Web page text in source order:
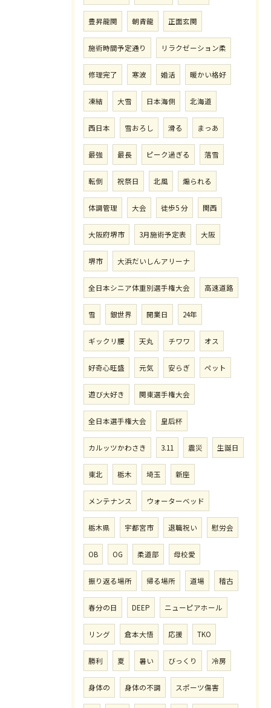
豊昇龍関 朝青龍 正面玄関
施術時間予定通り リラクゼーション柔
修理完了 寒波 婚活 暖かい格好
凍結 大雪 日本海側 北海道
西日本 雪おろし 滑る まっあ
最強 最長 ピーク過ぎる 落雪
転倒 祝祭日 北風 煽られる
体調管理 大会 徒歩5 分 関西
大阪府堺市 3月施術予定表 大阪
堺市 大浜だいしんアリーナ
全日本シニア体重別選手権大会 高速道路
雪 銀世界 開業日 24年
ギックリ腰 天丸 チワワ オス
好奇心旺盛 元気 安らぎ ペット
遊び大好き 関東選手権大会
全日本選手権大会 皇后杯
カルッツかわさき 3.11 震災 生誕日
東北 栃木 埼玉 新座
メンテナンス ウォーターベッド
栃木県 宇都宮市 退職祝い 慰労会
OB OG 柔道部 母校愛
振り返る場所 帰る場所 道場 稽古
春分の日 DEEP ニューピアホール
リング 倉本大悟 応援 TKO
勝利 夏 暑い びっくり 冷房
身体の 身体の不調 スポーツ傷害